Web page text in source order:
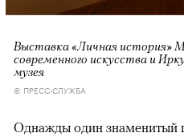
Выставка «Личная история»
современного искусства и
музея
© ПРЕСС-СЛУЖБА
Однажды один знаменитый